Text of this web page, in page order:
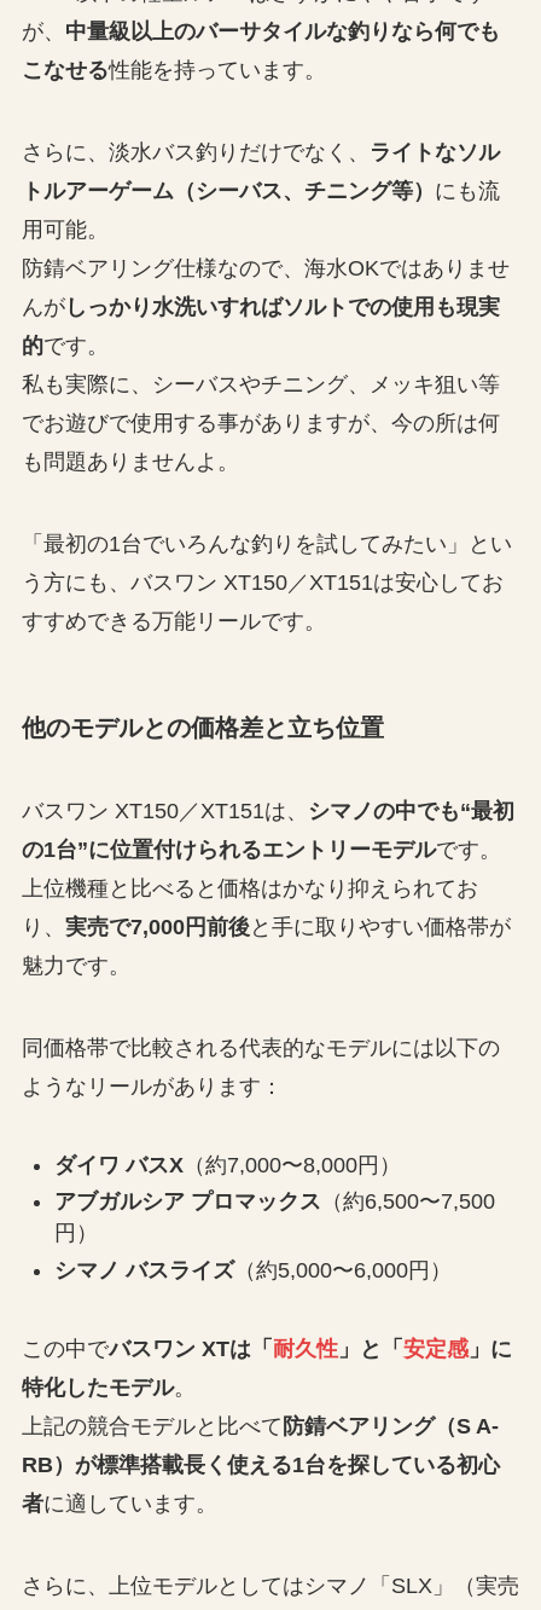
が、 中量級以上のバーサタイルな釣りなら何でも
こなせる性能を持っています。
さらに、淡水バス釣りだけでなく、
ライトなソル
トルアーゲーム（シーバス、チニング等） にも流
用可能。
防錆ベアリング仕様なので、海水OKではありませ
んがしっかり水洗いすればソルトでの使用も現実
的です。
私も実際に、シーバスやチニング、メッキ狙い等
でお遊びで使用する事がありますが、今の所は何
も問題ありませんよ。
「最初の1台でいろんな釣りを試してみたい」とい
う方にも、バスワン XT150／XT151は安心してお
すすめできる万能リールです。
他のモデルとの価格差と立ち位置
バスワン XT150／XT151は、
シマノの中でも“最初
の1台”に位置付けられるエントリーモデルです。
上位機種と比べると価格はかなり抑えられてお
り、 実売で7,000円前後と手に取りやすい価格帯が
魅力です。
同価格帯で比較される代表的なモデルには以下の
ようなリールがあります：
ダイワ バスX（約7,000〜8,000円）
アブガルシア プロマックス （約6,500〜7,500
円）
シマノ バスライズ（約5,000〜6,000円）
この中でバスワン XTは「 耐久性」と「 安定感」に
特化したモデル。
上記の競合モデルと比べて 防錆ベアリング（S A-
RB）が標準搭載長く使える1台を探している初心
者に適しています。
さらに、上位モデルとしてはシマノ「SLX」（実売